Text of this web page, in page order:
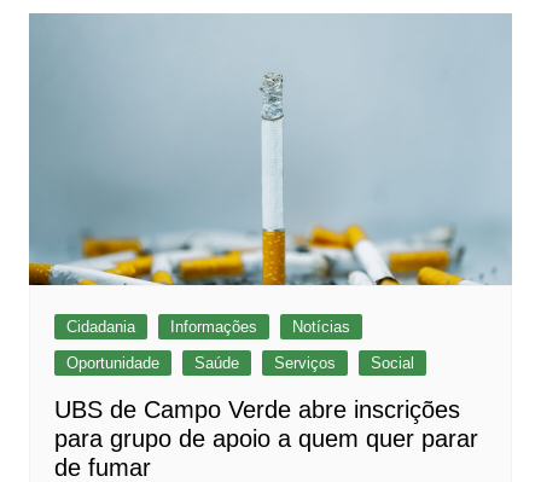
Cidadania Informações
Notícias
Oportunidade
Saúde Serviços Social
UBS de Campo Verde abre inscrições
para grupo de apoio a quem quer parar
de fumar